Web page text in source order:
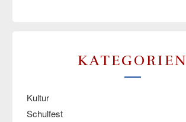
KATEGORIEN
Kultur
Schulfest